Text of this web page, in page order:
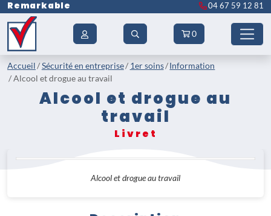
Remarkable 04 67 59 12 81
0
Accueil Sécurité en entreprise 1er soins
Information
Alcool et drogue au travail
Alcool et drogue au
travail
Livret
Alcool et drogue au travail